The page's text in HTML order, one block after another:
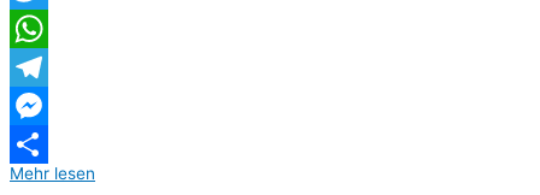
Twitter
WhatsApp
Telegram
Messenger
Teilen
Mehr lesen